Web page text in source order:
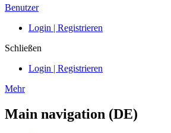
Benutzer
Login | Registrieren
Schließen
Login | Registrieren
Mehr
Main navigation (DE)